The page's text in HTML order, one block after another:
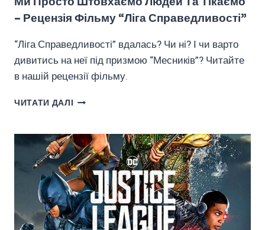
– Рецензія Фільму “Ліга Справедливості”
“Ліга Справедливості” вдалась? Чи ні? І чи варто
дивитись на неї під призмою “Месників”? Читайте
в нашій рецензії фільму.
ЧИТАТИ ДАЛІ МИ
ЛЮДЕЙ
ТА
ТІКАЄМО
–
РЕЦЕНЗІЯ
ФІЛЬМУ
“ЛІГА
СПРАВЕДЛИВОСТІ”